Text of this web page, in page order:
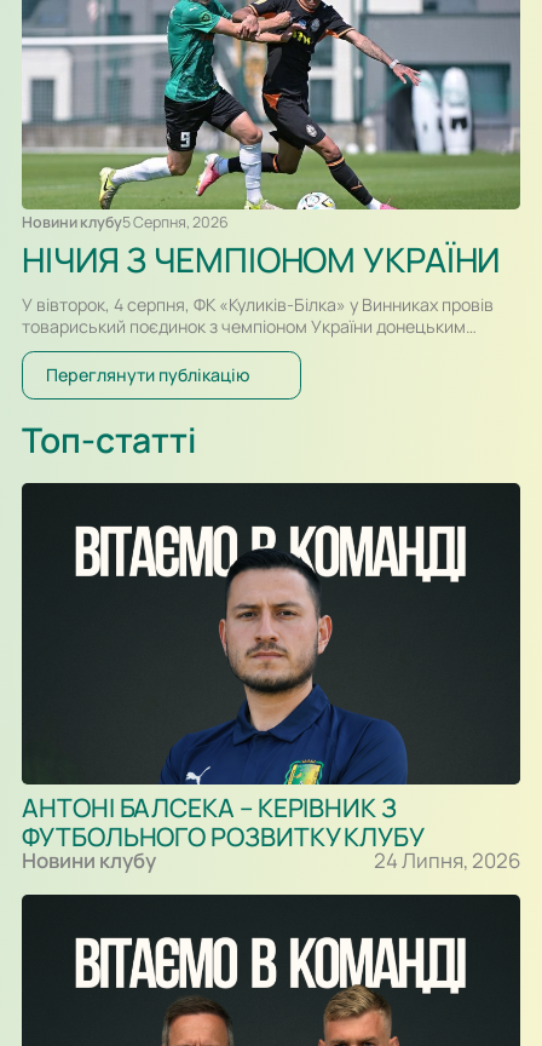
Новини клубу5 Серпня, 2026
НІЧИЯ З ЧЕМПІОНОМ УКРАЇНИ
У вівторок, 4 серпня, ФК «Куликів-Білка» у Винниках провів
товариський поєдинок з чемпіоном України донецьким
«Шахтарем». Перший тайм спарингу, який відбувався у
форматі два тайми по 30-ть хвилин, проходив за переваги
гравців «Шахтаря», які більше контролювали м’яч і частіше
Олександра Караваєва м’яч потрапив у стійку воріт…
Переглянути публікацію
Топ-статті
АНТОНІ БАЛСЕКА – КЕРІВНИК З
ФУТБОЛЬНОГО РОЗВИТКУ КЛУБУ
Новини клубу 24 Липня, 2026